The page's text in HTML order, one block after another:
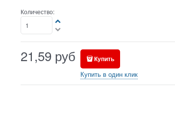
Количество:
21,59 руб Купить
Купить в один клик